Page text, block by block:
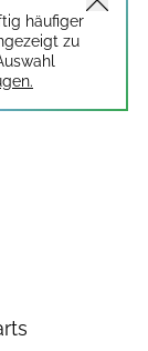
häufiger
zu